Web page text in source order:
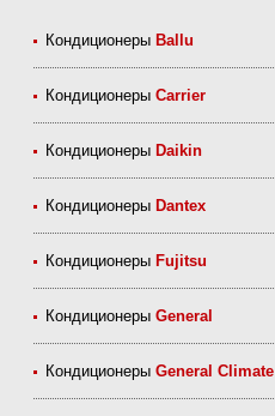
Кондиционеры Ballu
КондиционерыCarrier
Кондиционеры Daikin
Кондиционеры Dantex
Кондиционеры Fujitsu
КондиционерыGeneral
КондиционерыGeneral Climate